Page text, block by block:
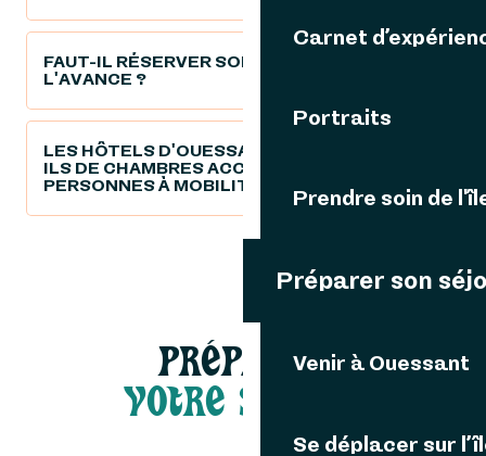
Carnet
Portraits
Prendre soin de
Préparer son
Venir à Ouessant
Se déplacer sur
FAUT-IL RÉSERVER SON HÔTEL À
L'AVANCE ?
LES HÔTELS D'OUESSANT DISPOSENT-
ILS DE CHAMBRES ACCESSIBLES AUX
PERSONNES À MOBILITÉ RÉDUITE ?
PRÉPARER
VOTRE SÉJOUR